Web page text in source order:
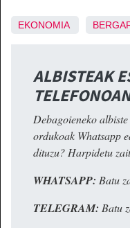
EKONOMIA
ALBISTEAK
Debagoieneko
ordukoak Whatsapp
dituzu? Harpidetu
WHATSAPP: Batu
TELEGRAM: Batu